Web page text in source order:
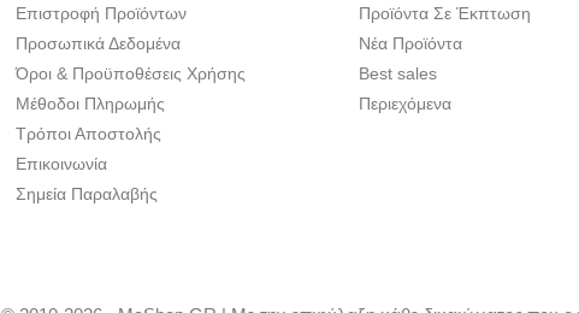
Επιστροφή Προϊόντων
Προσωπικά Δεδομένα
Όροι & Προϋποθέσεις Χρήσης
Μέθοδοι Πληρωμής
Τρόποι Αποστολής
Επικοινωνία
Σημεία Παραλαβής
Προϊόντα Σε Έκπτωση
Νέα Προϊόντα
Best sales
Περιεχόμενα